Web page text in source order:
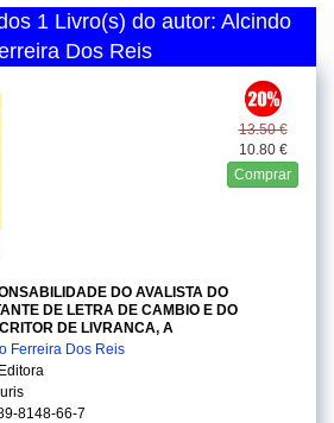
1 Livro(s) do autor: Alcindo
Dos Reis
13.50 €
10.80 €
Comprar
DO AVALISTA DO
DE LETRA DE CAMBIO E DO
DE LIVRANCA, A
Ferreira Dos Reis
8148-66-7